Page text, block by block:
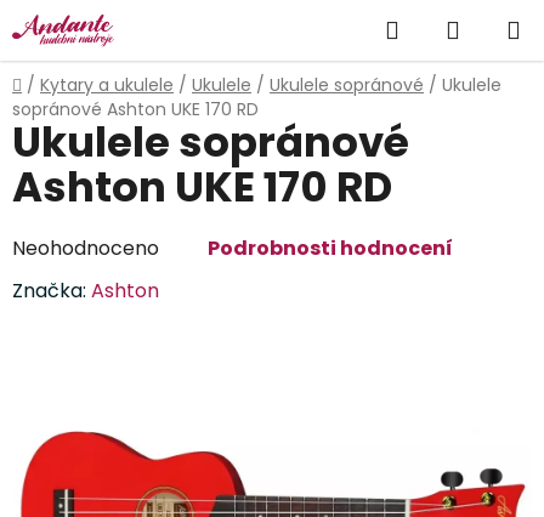
Přejít
na
obsah
Hledat
KOŠÍK
Domů
/ Kytary a ukulele / Ukulele / Ukulele sopránové / Ukulele
sopránové Ashton UKE 170 RD
Ukulele sopránové
Ashton UKE 170 RD
Průměrné
produktu
hvězdiček.
Neohodnoceno
Podrobnosti hodnocení
Značka: Ashton